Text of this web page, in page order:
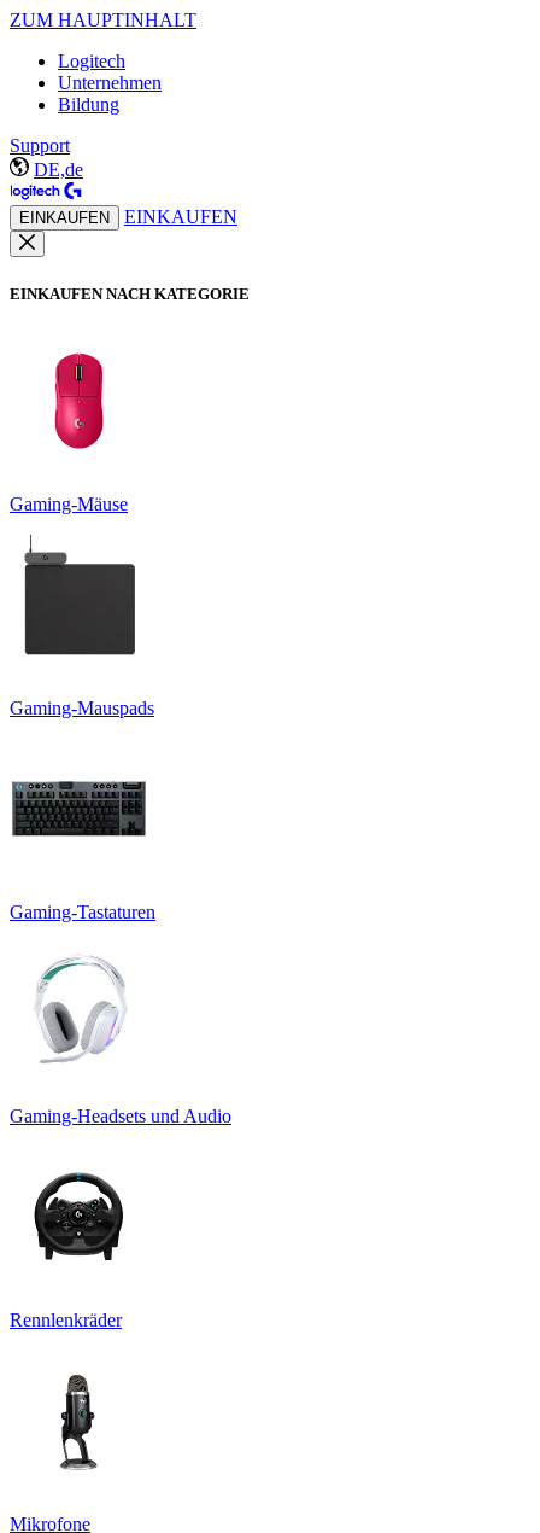
ZUM HAUPTINHALT
Logitech
Unternehmen
Bildung
Support
DE,de
EINKAUFEN EINKAUFEN
EINKAUFEN NACH KATEGORIE
Gaming-Mäuse
Gaming-Mauspads
Gaming-Tastaturen
Gaming-Headsets und Audio
Rennlenkräder
Mikrofone